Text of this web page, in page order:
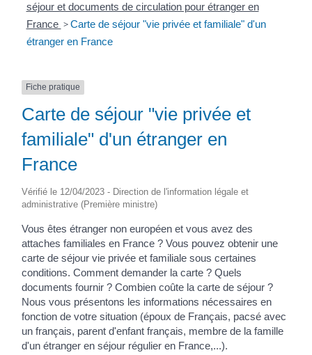
séjour et documents de circulation pour étranger en
France > Carte de séjour "vie privée et familiale" d'un
étranger en France
Fiche pratique
Carte de séjour "vie privée et
familiale" d'un étranger en
France
Vérifié le 12/04/2023 - Direction de l'information légale et
administrative (Première ministre)
Vous êtes étranger non européen et vous avez des
attaches familiales en France ? Vous pouvez obtenir une
carte de séjour vie privée et familiale sous certaines
conditions. Comment demander la carte ? Quels
documents fournir ? Combien coûte la carte de séjour ?
Nous vous présentons les informations nécessaires en
fonction de votre situation (époux de Français, pacsé avec
un français, parent d'enfant français, membre de la famille
d'un étranger en séjour régulier en France,...).